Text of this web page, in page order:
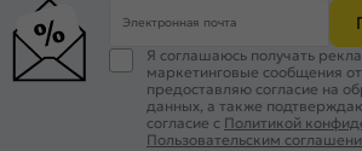
Электронная почта
Я соглашаюсь получать
маркетинговые сообщения
предоставляю согласие на
данных, а также
согласие с Политикой
Пользовательским